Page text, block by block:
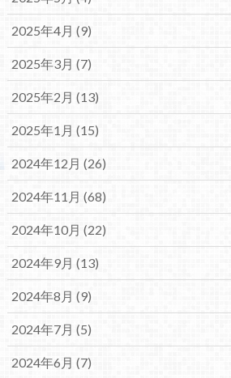
2025年4月 (9)
2025年3月 (7)
2025年2月 (13)
2025年1月 (15)
2024年12月 (26)
2024年11月 (68)
2024年10月 (22)
2024年9月 (13)
2024年8月 (9)
2024年7月 (5)
2024年6月 (7)